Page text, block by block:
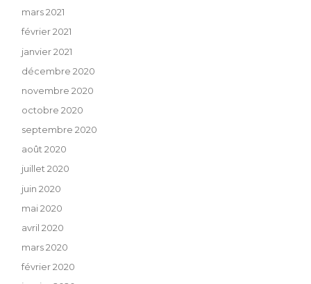
mars 2021
février 2021
janvier 2021
décembre 2020
novembre 2020
octobre 2020
septembre 2020
août 2020
juillet 2020
juin 2020
mai 2020
avril 2020
mars 2020
février 2020